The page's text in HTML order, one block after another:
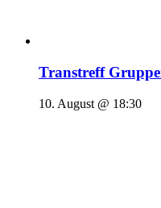
Transtreff
10. August @ 18:30